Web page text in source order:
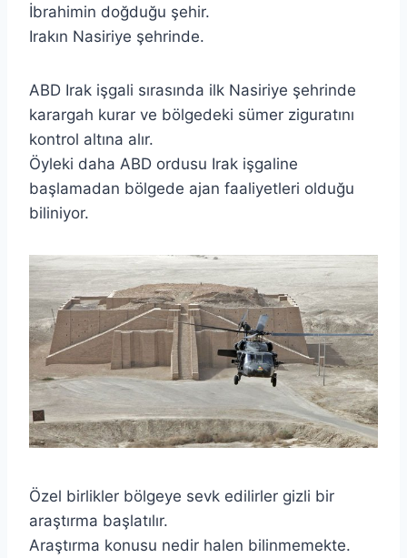
İbrahimin doğduğu şehir.
Irakın Nasiriye şehrinde.
ABD Irak işgali sırasında ilk Nasiriye şehrinde
karargah kurar ve bölgedeki sümer ziguratını
kontrol altına alır.
Öyleki daha ABD ordusu Irak işgaline
başlamadan bölgede ajan faaliyetleri olduğu
biliniyor.
Özel birlikler bölgeye sevk edilirler gizli bir
araştırma başlatılır.
Araştırma konusu nedir halen bilinmemekte.